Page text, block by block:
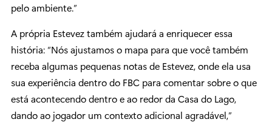
pelo ambiente.”
A própria Estevez também ajudará a enriquecer essa
história: “Nós ajustamos o mapa para que você também
receba algumas pequenas notas de Estevez, onde ela usa
sua experiência dentro do FBC para comentar sobre o que
está acontecendo dentro e ao redor da Casa do Lago,
dando ao jogador um contexto adicional agradável,”